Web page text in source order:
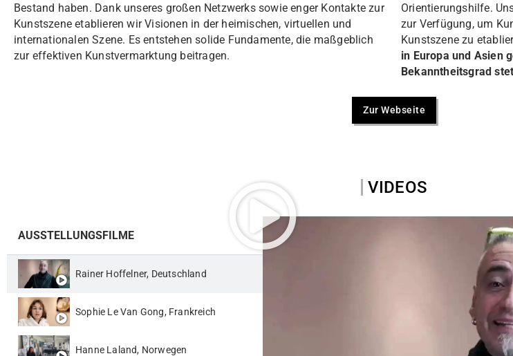
Bestand haben. Dank unseres großen Netzwerks sowie enger Kontakte zur
Kunstszene etablieren wir Visionen in der heimischen, virtuellen und
internationalen Szene. Es entstehen solide Fundamente, die maßgeblich
zur effektiven Kunstvermarktung beitragen.
Orientierungshilfe.
zur Verfügung, um
Kunstszene zu
in Europa und Asien
Bekanntheitsgrad
Zur Webseite
VIDEOS
AUSSTELLUNGSFILME
Rainer Hoffelner, Deutschland
Sophie Le Van Gong, Frankreich
Hanne Laland, Norwegen